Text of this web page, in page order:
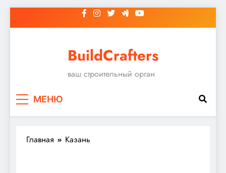
к
BuildCrafters
ваш строительный орган
МЕНЮ
Главная Казань